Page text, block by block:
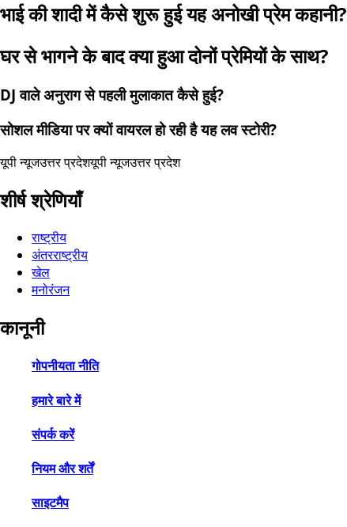
भाई की शादी में कैसे शुरू हुई यह अनोखी प्रेम कहानी?
घर से भागने के बाद क्या हुआ दोनों प्रेमियों के साथ?
DJ वाले अनुराग से पहली मुलाकात कैसे हुई?
सोशल मीडिया पर क्यों वायरल हो रही है यह लव स्टोरी?
यूपी न्यूजउत्तर प्रदेशयूपी न्यूजउत्तर प्रदेश
शीर्ष श्रेणियाँ
राष्ट्रीय
अंतरराष्ट्रीय
खेल
मनोरंजन
कानूनी
गोपनीयता नीति
हमारे बारे में
संपर्क करें
नियम और शर्तें
साइटमैप